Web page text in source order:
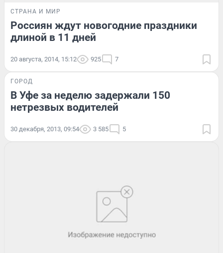
СТРАНА И МИР
Россиян ждут новогодние праздники
длиной в 11 дней
20 августа, 2014, 15:12 925 7
ГОРОД
В Уфе за неделю задержали 150
нетрезвых водителей
30 декабря, 2013, 09:54 3 585 5